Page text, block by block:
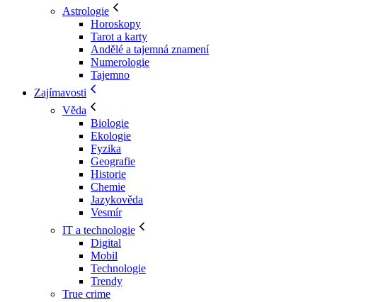
Astrologie
Horoskopy
Tarot a karty
Andělé a tajemná znamení
Numerologie
Tajemno
Zajímavosti
Věda
Biologie
Ekologie
Fyzika
Geografie
Historie
Chemie
Jazykověda
Vesmír
IT a technologie
Digital
Mobil
Technologie
Trendy
True crime